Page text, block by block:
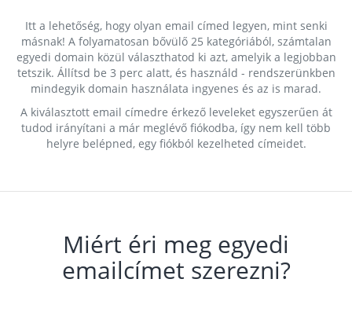
Itt a lehetőség, hogy olyan email címed legyen, mint senki
másnak! A folyamatosan bővülő 25 kategóriából, számtalan
egyedi domain közül választhatod ki azt, amelyik a legjobban
tetszik. Állítsd be 3 perc alatt, és használd - rendszerünkben
mindegyik domain használata ingyenes és az is marad.
A kiválasztott email címedre érkező leveleket egyszerűen át
tudod irányítani a már meglévő fiókodba, így nem kell több
helyre belépned, egy fiókból kezelheted címeidet.
Miért éri meg egyedi
emailcímet szerezni?